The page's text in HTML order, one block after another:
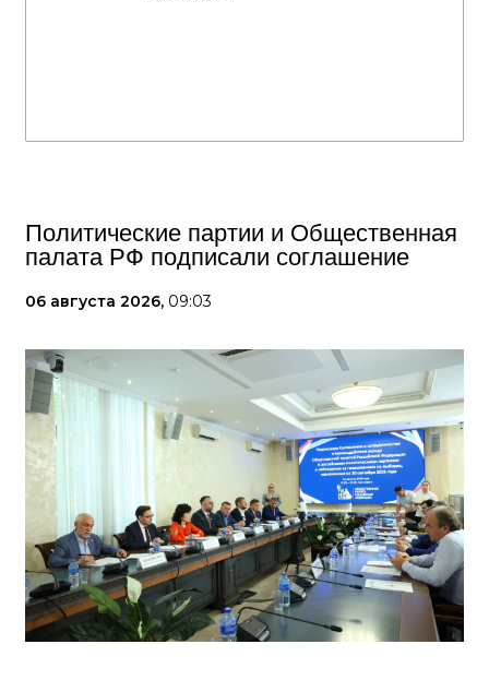
Политические партии и Общественная
палата РФ подписали соглашение
06 августа 2026, 09:03